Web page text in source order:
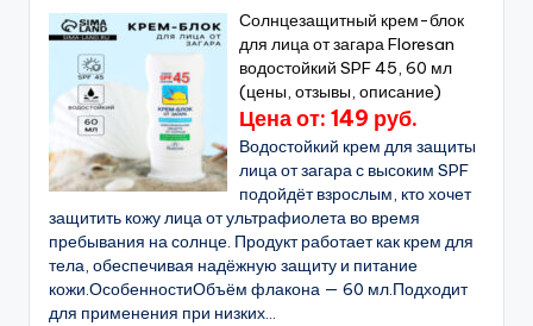
Солнцезащитный крем-блок
для лица от загара Floresan
водостойкий SPF 45, 60 мл
(цены, отзывы, описание)
Цена от: 149 руб.
Водостойкий крем для защиты
лица от загара с высоким SPF
подойдёт взрослым, кто хочет
защитить кожу лица от ультрафиолета во время
пребывания на солнце. Продукт работает как крем для
тела, обеспечивая надёжную защиту и питание
кожи.ОсобенностиОбъём флакона — 60 мл.Подходит
для применения при низких...